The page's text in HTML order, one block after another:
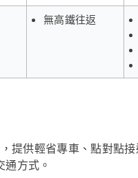
無高鐵往返
提供輕省專車、點對點
方式。